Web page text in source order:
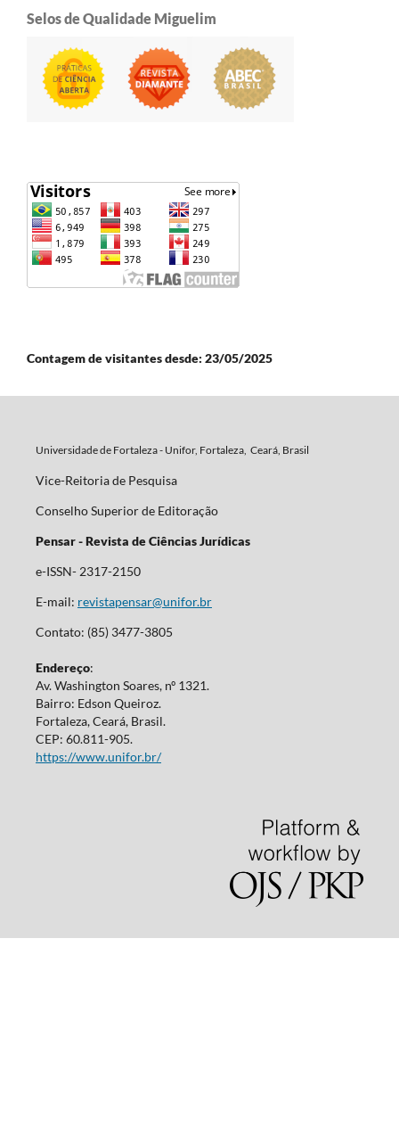
Selos de Qualidade Miguelim
Contagem de visitantes desde: 23/05/2025
Universidade de Fortaleza - Unifor, Fortaleza, Ceará, Brasil
Vice-Reitoria de Pesquisa
Conselho Superior de Editoração
Pensar - Revista de Ciências Jurídicas
e-ISSN- 2317-2150
E-mail: revistapensar@unifor.br
Contato: (85) 3477-3805
Endereço:
Av. Washington Soares, nº 1321.
Bairro: Edson Queiroz.
Fortaleza, Ceará, Brasil.
CEP: 60.811-905.
https://www.unifor.br/